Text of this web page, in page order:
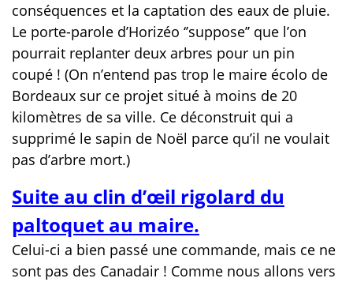
conséquences et la captation des eaux de pluie.
Le porte-parole d’Horizéo ‘’suppose’’ que l’on
pourrait replanter deux arbres pour un pin
coupé ! (On n’entend pas trop le maire écolo de
Bordeaux sur ce projet situé à moins de 20
kilomètres de sa ville. Ce déconstruit qui a
supprimé le sapin de Noël parce qu’il ne voulait
pas d’arbre mort.)
Suite au clin d’œil rigolard du
paltoquet au maire.
Celui-ci a bien passé une commande, mais ce ne
sont pas des Canadair ! Comme nous allons vers